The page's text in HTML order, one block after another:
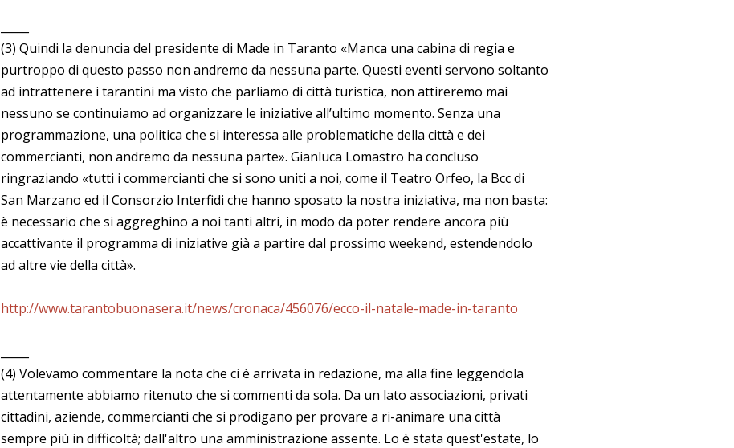
(3) Quindi la denuncia del presidente di Made in Taranto «Manca una cabina di regia e
purtroppo di questo passo non andremo da nessuna parte. Questi eventi servono soltanto
ad intrattenere i tarantini ma visto che parliamo di città turistica, non attireremo mai
nessuno se continuiamo ad organizzare le iniziative all’ultimo momento. Senza una
programmazione, una politica che si interessa alle problematiche della città e dei
commercianti, non andremo da nessuna parte». Gianluca Lomastro ha concluso
ringraziando «tutti i commercianti che si sono uniti a noi, come il Teatro Orfeo, la Bcc di
San Marzano ed il Consorzio Interfidi che hanno sposato la nostra iniziativa, ma non basta:
è necessario che si aggreghino a noi tanti altri, in modo da poter rendere ancora più
accattivante il programma di iniziative già a partire dal prossimo weekend, estendendolo
ad altre vie della città».
http://www.tarantobuonasera.it/news/cronaca/456076/ecco-il-natale-made-in-taranto
(4) Volevamo commentare la nota che ci è arrivata in redazione, ma alla fine leggendola
attentamente abbiamo ritenuto che si commenti da sola. Da un lato associazioni, privati
cittadini, aziende, commercianti che si prodigano per provare a ri-animare una città
sempre più in difficoltà; dall'altro una amministrazione assente. Lo è stata quest'estate, lo